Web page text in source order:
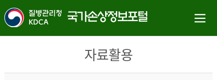
자료활용